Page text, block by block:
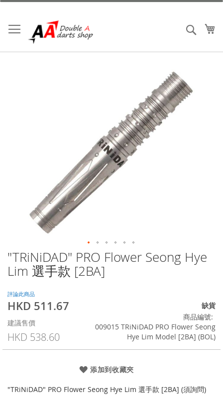
跳
內
容
搜索
"TRiNiDAD" PRO Flower Seong Hye
Lim 選手款 [2BA]
評論此商品
特
價
格
HKD 511.67
建議售價
HKD 538.60
缺貨
商品編號
009015 TRiNiDAD PRO Flower Seong
Hye Lim Model [2BA] (BOL)
添加到收藏夾
"TRiNiDAD" PRO Flower Seong Hye Lim 選手款 [2BA] (須詢問)
Skip
to
the
of
the
gallery